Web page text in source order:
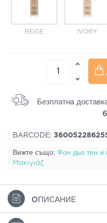
BEIGE IVORY
Безплатна
BARCODE:
Вижте също: Фон дьо тен и
Μακιγιάζ
ΟПИСАНИЕ